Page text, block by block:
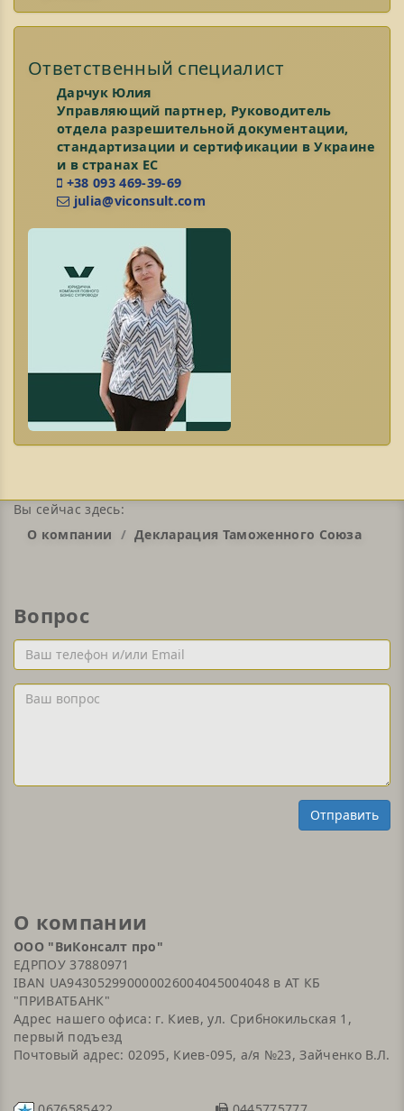
Ответственный специалист
Дарчук Юлия
Управляющий партнер, Руководитель
отдела разрешительной документации,
стандартизации и сертификации в Украине
и в странах ЕС
+38 093 469-39-69
julia@viconsult.com
Вы сейчас здесь:
О компании
Декларация Таможенного Союза
Вопрос
Ваш
телефон
и/
или
Ваш
вопрос
Отправить
О компании
ООО "ВиКонсалт про"
ЕДРПОУ 37880971
IBAN UA943052990000026004045004048 в АТ КБ
"ПРИВАТБАНК"
Адрес нашего офиса: г. Киев, ул. Срибнокильская 1,
первый подъезд
Почтовый адрес: 02095, Киев-095, а/я №23, Зайченко В.Л.